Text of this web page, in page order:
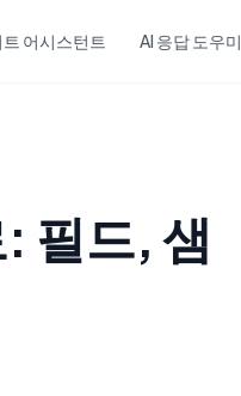
어시스턴트 AI 응답 도우미
필드, 샘